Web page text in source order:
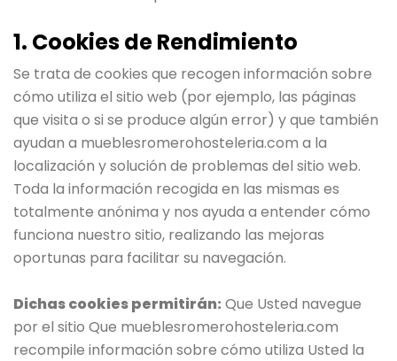
1. Cookies de Rendimiento
Se trata de cookies que recogen información sobre
cómo utiliza el sitio web (por ejemplo, las páginas
que visita o si se produce algún error) y que también
ayudan a mueblesromerohosteleria.com a la
localización y solución de problemas del sitio web.
Toda la información recogida en las mismas es
totalmente anónima y nos ayuda a entender cómo
funciona nuestro sitio, realizando las mejoras
oportunas para facilitar su navegación.
Dichas cookies permitirán: Que Usted navegue
por el sitio Que mueblesromerohosteleria.com
recompile información sobre cómo utiliza Usted la